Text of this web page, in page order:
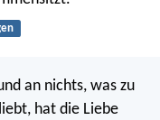
an nichts, was zu
hat die Liebe